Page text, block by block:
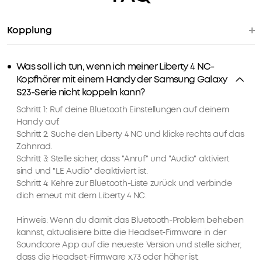
Kopplung
Was soll ich tun, wenn ich meiner Liberty 4 NC-
Kopfhörer mit einem Handy der Samsung Galaxy
S23-Serie nicht koppeln kann?
Schritt 1: Ruf deine Bluetooth Einstellungen auf deinem
Handy auf.
Schritt 2: Suche den Liberty 4 NC und klicke rechts auf das
Zahnrad.
Schritt 3: Stelle sicher, dass "Anruf" und "Audio" aktiviert
sind und "LE Audio" deaktiviert ist.
Schritt 4: Kehre zur Bluetooth-Liste zurück und verbinde
dich erneut mit dem Liberty 4 NC.
Hinweis: Wenn du damit das Bluetooth-Problem beheben
kannst, aktualisiere bitte die Headset-Firmware in der
Soundcore App auf die neueste Version und stelle sicher,
dass die Headset-Firmware x.73 oder höher ist.